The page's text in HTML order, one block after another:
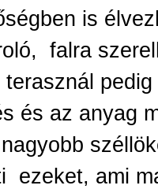
is
falra
és az anyag
ezeket, ami